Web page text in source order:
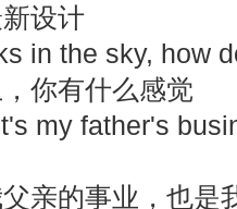
设计
in the sky, how
你有什么感觉
my father's
亲的事业，也是